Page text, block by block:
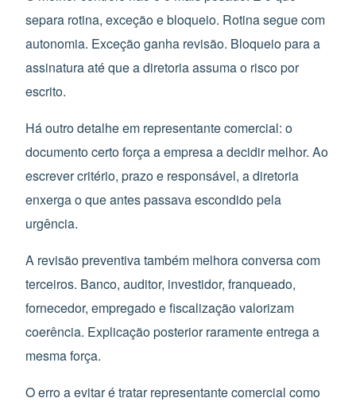
separa rotina, exceção e bloqueio. Rotina segue com
autonomia. Exceção ganha revisão. Bloqueio para a
assinatura até que a diretoria assuma o risco por
escrito.
Há outro detalhe em representante comercial: o
documento certo força a empresa a decidir melhor. Ao
escrever critério, prazo e responsável, a diretoria
enxerga o que antes passava escondido pela
urgência.
A revisão preventiva também melhora conversa com
terceiros. Banco, auditor, investidor, franqueado,
fornecedor, empregado e fiscalização valorizam
coerência. Explicação posterior raramente entrega a
mesma força.
O erro a evitar é tratar representante comercial como